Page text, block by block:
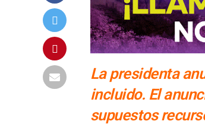
La presidenta
incluido. El
supuestos